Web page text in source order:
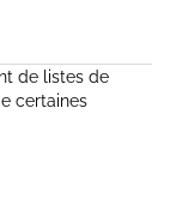
de listes de
certaines